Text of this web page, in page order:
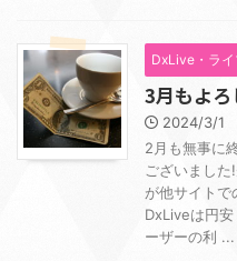
DxLive・ラ
3月もよ
2024/3/1
2月も無事に
ございまし
が他サイトで
DxLiveは円安
ーザーの利 ...